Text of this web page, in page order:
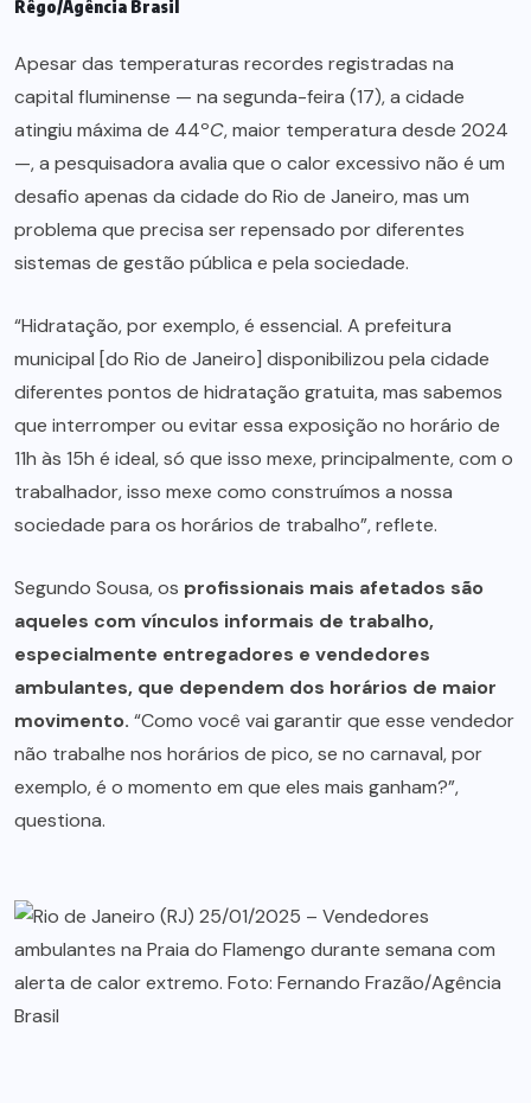
Rêgo/Agência Brasil
Apesar das temperaturas recordes registradas na
capital fluminense — na segunda-feira (17), a cidade
atingiu máxima de 44ºC, maior temperatura desde 2024
—, a pesquisadora avalia que o calor excessivo não é um
desafio apenas da cidade do Rio de Janeiro, mas um
problema que precisa ser repensado por diferentes
sistemas de gestão pública e pela sociedade.
“Hidratação, por exemplo, é essencial. A prefeitura
municipal [do Rio de Janeiro] disponibilizou pela cidade
diferentes pontos de hidratação gratuita, mas sabemos
que interromper ou evitar essa exposição no horário de
11h às 15h é ideal, só que isso mexe, principalmente, com o
trabalhador, isso mexe como construímos a nossa
sociedade para os horários de trabalho”, reflete.
Segundo Sousa, os profissionais mais afetados são
aqueles com vínculos informais de trabalho,
especialmente entregadores e vendedores
ambulantes, que dependem dos horários de maior
movimento. “Como você vai garantir que esse vendedor
não trabalhe nos horários de pico, se no carnaval, por
exemplo, é o momento em que eles mais ganham?”,
questiona.